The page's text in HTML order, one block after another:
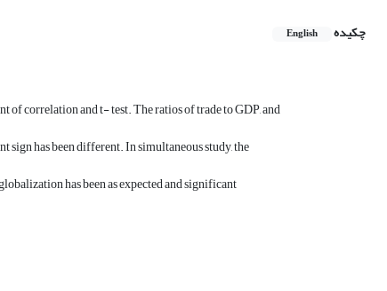
چکیده English
correlation and t- test. The ratios of trade to GDP, and
has been different. In simultaneous study, the
has been as expected and significant